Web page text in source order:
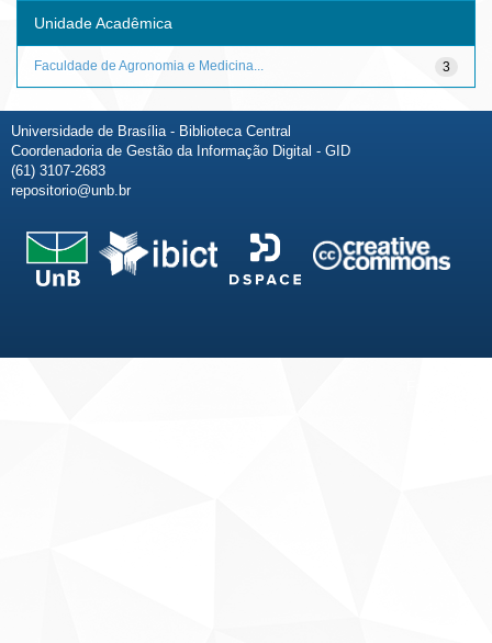
Unidade Acadêmica
3
Faculdade de Agronomia e Medicina...
Universidade de Brasília - Biblioteca Central
Coordenadoria de Gestão da Informação Digital - GID
(61) 3107-2683
repositorio@unb.br